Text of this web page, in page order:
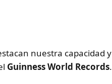
nuestra capacidad y
Guinness World Records.